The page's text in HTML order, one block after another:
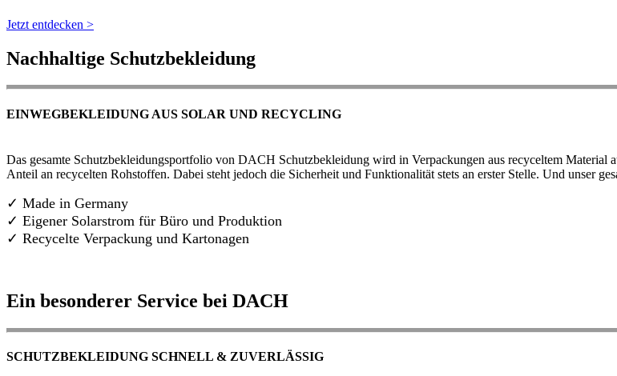
Jetzt entdecken >
Nachhaltige Schutzbekleidung
EINWEGBEKLEIDUNG AUS SOLAR UND RECYCLING
Das gesamte Schutzbekleidungsportfolio von DACH Schutzbekleidung wird in Verpackungen aus recyceltem Material
Anteil an recycelten Rohstoffen. Dabei steht jedoch die Sicherheit und Funktionalität stets an erster Stelle. Und unser
✓ Made in Germany
✓ Eigener Solarstrom für Büro und Produktion
✓ Recycelte Verpackung und Kartonagen
Ein besonderer Service bei DACH
SCHUTZBEKLEIDUNG SCHNELL & ZUVERLÄSSIG